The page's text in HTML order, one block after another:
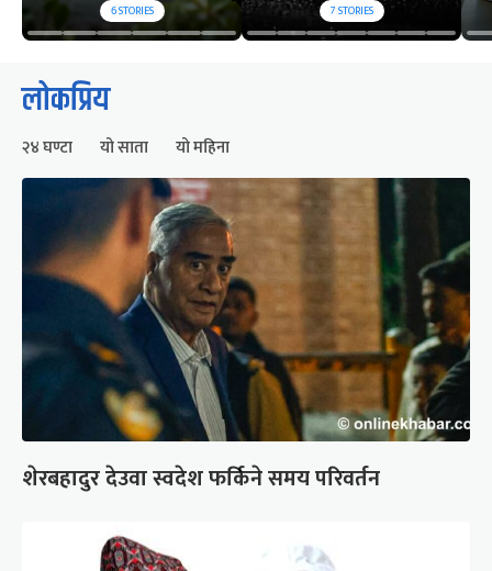
6STORIES 7STORIES
लोकप्रिय
२४ घण्टा यो साता यो महिना
शेरबहादुर देउवा स्वदेश फर्किने समय परिवर्तन